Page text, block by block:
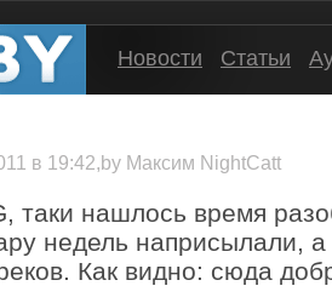
Новости Статьи
в 19:42,by Максим NightCatt
таки нашлось время
недель наприсылали,
Как видно: сюда